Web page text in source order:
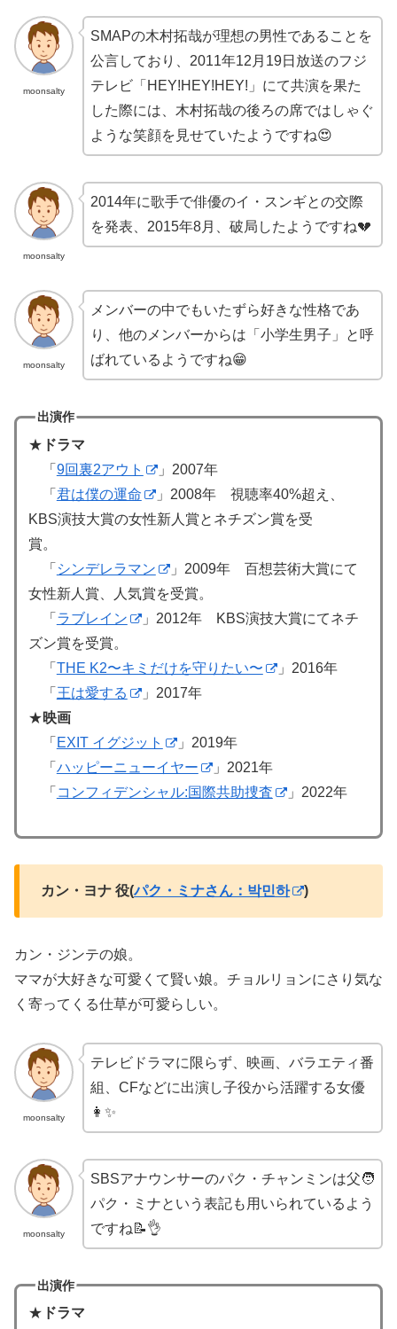
moonsalty
SMAPの木村拓哉が理想の男性であることを
公言しており、2011年12月19日放送のフジ
テレビ「HEY!HEY!HEY!」にて共演を果た
した際には、木村拓哉の後ろの席ではしゃぐ
ような笑顔を見せていたようですね😍
moonsalty
2014年に歌手で俳優のイ・スンギとの交際
を発表、2015年8月、破局したようですね💔
moonsalty
メンバーの中でもいたずら好きな性格であ
り、他のメンバーからは「小学生男子」と呼
ばれているようですね😁
出演作
★ ドラマ
「 9回裏2アウト
」2007年
「 君は僕の運命
」2008年 視聴率40%超え、
KBS演技大賞の女性新人賞とネチズン賞を受
賞。
「 シンデレラマン
」2009年 百想芸術大賞にて
女性新人賞、人気賞を受賞。
「 ラブレイン
」2012年 KBS演技大賞にてネチ
ズン賞を受賞。
「 THE K2〜キミだけを守りたい〜
」2016年
「 王は愛する
」2017年
★映画
「 EXIT イグジット
」2019年
「 ハッピーニューイヤー
」2021年
「 コンフィデンシャル:国際共助捜査 」2022年
カン・ヨナ 役(パク・ミナさん：박민하 )
カン・ジンテの娘。
ママが大好きな可愛くて賢い娘。チョルリョンにさり気な
く寄ってくる仕草が可愛らしい。
moonsalty
テレビドラマに限らず、映画、バラエティ番
組、CFなどに出演し子役から活躍する女優
👩✨
moonsalty
SBSアナウンサーのパク・チャンミンは父🧑
パク・ミナという表記も用いられているよう
ですね📝👌
出演作
★ ドラマ